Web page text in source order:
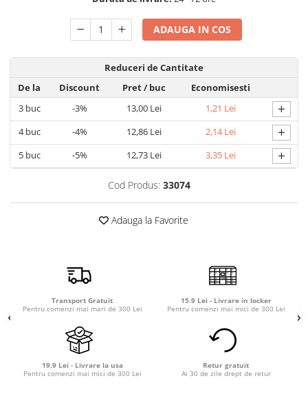
Detergent rufe lichid
Detergent rufe pudră
Balsam de rufe
Soluții anticalcar, igienizante și
întreținere țesături
Odorizanți
Odorizanți cameră
ADAUGA IN COS
Reduceri de Cantitate
De la
Discount Pret/ buc
Economisesti
3buc -3% 13,00 Lei 1,21 Lei +
4buc -4% 12,86 Lei 2,14 Lei +
5buc -5% 12,73 Lei 3,35 Lei +
Cod Produs: 33074
Adauga la Favorite
Transport Gratuit
Pentru comenzi mai mari de 300 Lei
15.9 Lei - Livrare in locker
Pentru comenzi mai mici de 300 Lei
19.9 Lei - Livrare la usa
Pentru comenzi mai mici de 300 Lei
Retur gratuit
Ai 30 de zile drept de retur